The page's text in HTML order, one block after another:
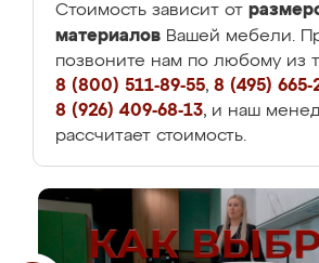
Стоимость зависит от
материалов Вашей мебели.
позвоните нам по любому из
8 (800) 511-89-55, 8 (495) 665-
8 (926) 409-68-13, и наш
рассчитает стоимость.